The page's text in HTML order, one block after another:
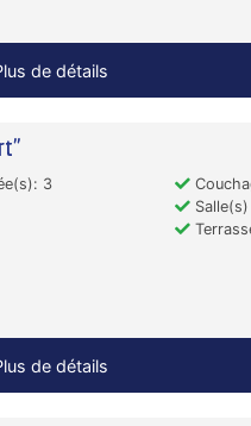
de détails
3
de détails